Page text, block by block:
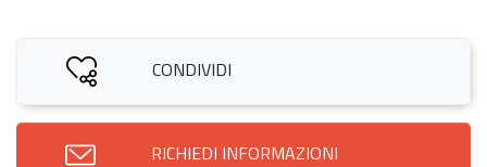
CONDIVIDI
RICHIEDI INFORMAZIONI